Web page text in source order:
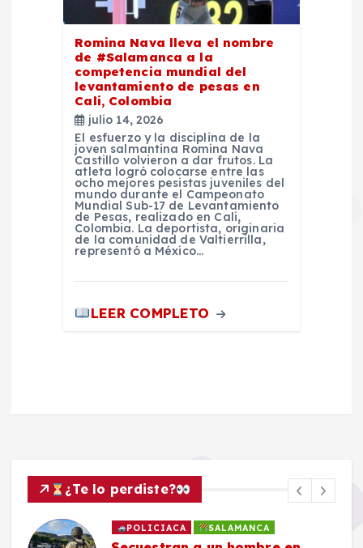
Romina Nava lleva el nombre
de #Salamanca a la
competencia mundial del
levantamiento de pesas en
Cali, Colombia
julio 14, 2026
El esfuerzo y la disciplina de la
joven salmantina Romina Nava
Castillo volvieron a dar frutos. La
atleta logró colocarse entre las
ocho mejores pesistas juveniles del
mundo durante el Campeonato
Mundial Sub-17 de Levantamiento
de Pesas, realizado en Cali,
Colombia. La deportista, originaria
de la comunidad de Valtierrilla,
representó a México…
LEER COMPLETO
¿Te lo perdiste?
POLICIACA SALAMANCA